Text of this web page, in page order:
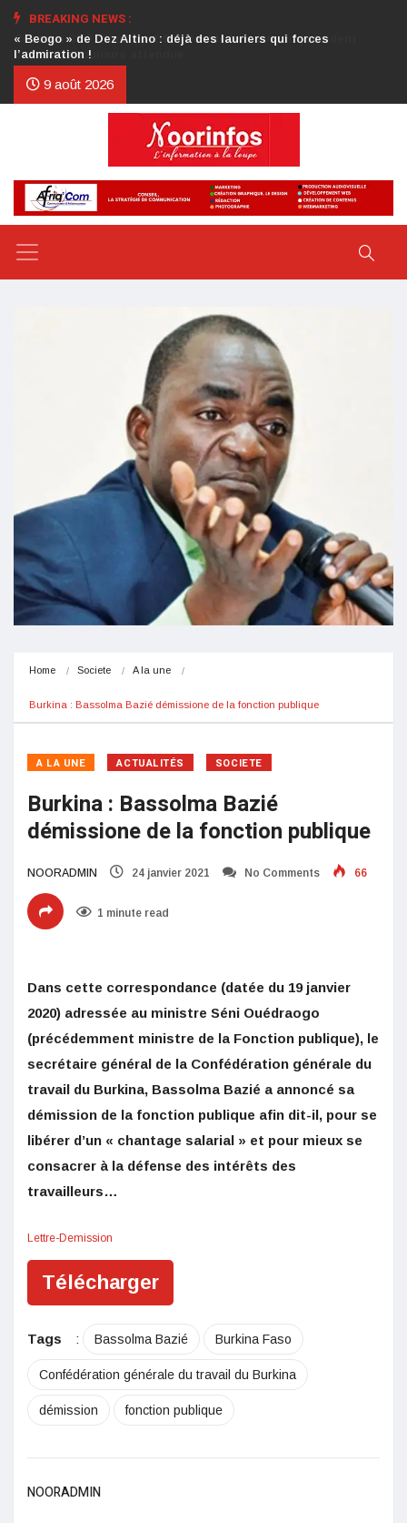
BREAKING NEWS :
Crise au CDP : l’authentification de la lettre du président
d’honneur toujours attendue
9 août 2026
Home Societe A la une
Burkina : Bassolma Bazié démissione de la fonction publique
A LA UNE ACTUALITÉS SOCIETE
Burkina : Bassolma Bazié
démissione de la fonction publique
NOORADMIN 24 janvier 2021 No Comments 66
1 minute read
Dans cette correspondance (datée du 19 janvier
2020) adressée au ministre Séni Ouédraogo
(précédemment ministre de la Fonction publique), le
secrétaire général de la Confédération générale du
travail du Burkina, Bassolma Bazié a annoncé sa
démission de la fonction publique afin dit-il, pour se
libérer d’un « chantage salarial » et pour mieux se
consacrer à la défense des intérêts des
travailleurs…
Lettre-Demission
Télécharger
Tags : Bassolma Bazié Burkina Faso
Confédération générale du travail du Burkina
démission fonction publique
NOORADMIN